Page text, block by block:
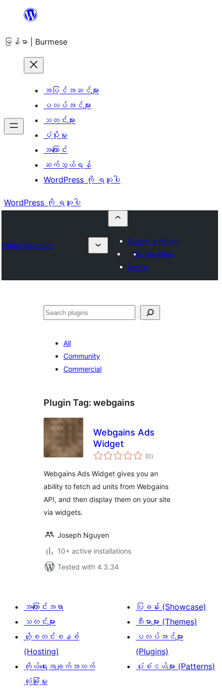
အကြောင်းအရာ
ကျော်သွား
မြန်မာ | Burmese
အပြင်အဆင်များ
ပလပ်အင်များ
သတင်းများ
ပံ့ပိုးမှု
အကြောင်း
ဆက်သွယ်ရန်
WordPress ကို ရယူပါ
WordPress ကို ရယူပါ
Plugin Directory
Submit a plugin
My favorites
Log in
ရှာ
All
Community
Commercial
Plugin Tag: webgains
Webgains Ads
Widget
(0total
ratings
)
Webgains Ads Widget gives you an
ability to fetch ad units from Webgains
API, and then display them on your site
via widgets.
Joseph Nguyen
10+ active installations
Tested with 4.3.34
အကြောင်းအရာ
သတင်းများ
ဟို့စတင်းစနစ်
(Hosting)
ကိုယ်ရေးအချက်အလက်
လုံခြုံမှု
ပြခန်း (Showcase)
သီးမားများ (Themes)
ပလပ်အင်များ
(Plugins)
ပုံစံငယ်များ (Patterns)